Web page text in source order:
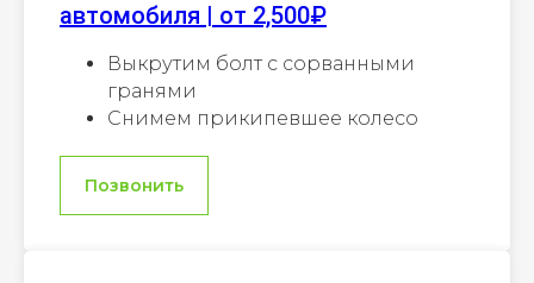
автомобиля | от 2,500₽
Выкрутим болт с сорванными
гранями
Снимем прикипевшее колесо
Позвонить